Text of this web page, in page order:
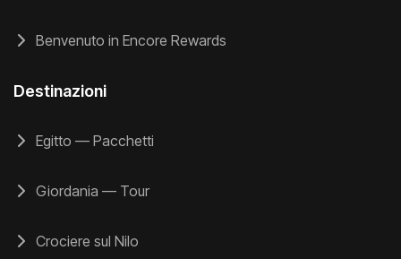
Benvenuto in Encore Rewards
Destinazioni
Egitto — Pacchetti
Giordania — Tour
Crociere sul Nilo